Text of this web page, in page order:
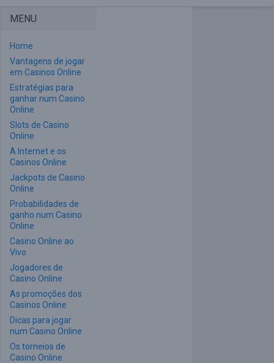
MENU
Home
Vantagens de jogar
em Casinos Online
Estratégias para
ganhar num Casino
Online
Slots de Casino
Online
A Internet e os
Casinos Online
Jackpots de Casino
Online
Probabilidades de
ganho num Casino
Online
Casino Online ao
Vivo
Jogadores de
Casino Online
As promoções dos
Casinos Online
Dicas para jogar
num Casino Online
Os torneios de
Casino Online